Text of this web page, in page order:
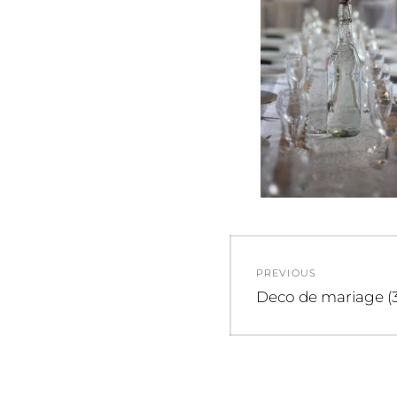
de
l’article
PREVIOUS
Previous
Deco de mariage